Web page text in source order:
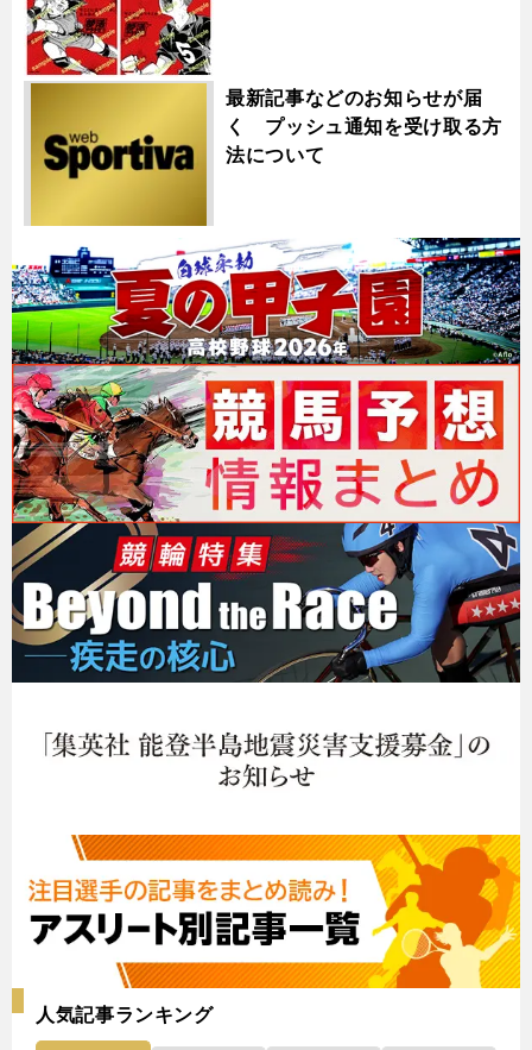
最新記事などのお知らせが届
く プッシュ通知を受け取る方
法について
人気記事ランキング